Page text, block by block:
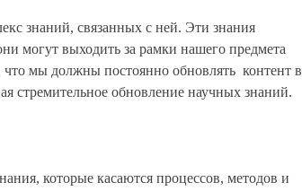
знаний, связанных с ней. Эти знания
могут выходить за рамки нашего предмета
мы должны постоянно обновлять контент в
стремительное обновление научных знаний.
которые касаются процессов, методов и